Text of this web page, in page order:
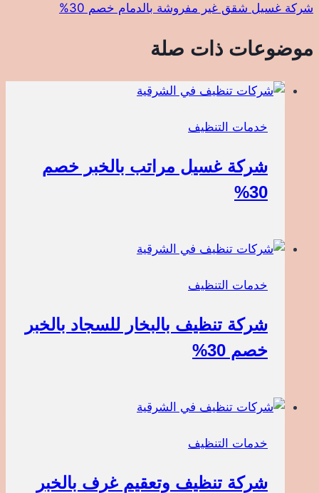
شركة غسيل شقق غير مفروشة بالدمام خصم 30%
موضوعات ذات صلة
خدمات التنظيف
شركة غسيل مراتب بالخبر خصم
30%
خدمات التنظيف
شركة تنظيف بالبخار للسجاد بالخبر
خصم 30%
خدمات التنظيف
شركة تنظيف وتعقيم غرف بالخبر